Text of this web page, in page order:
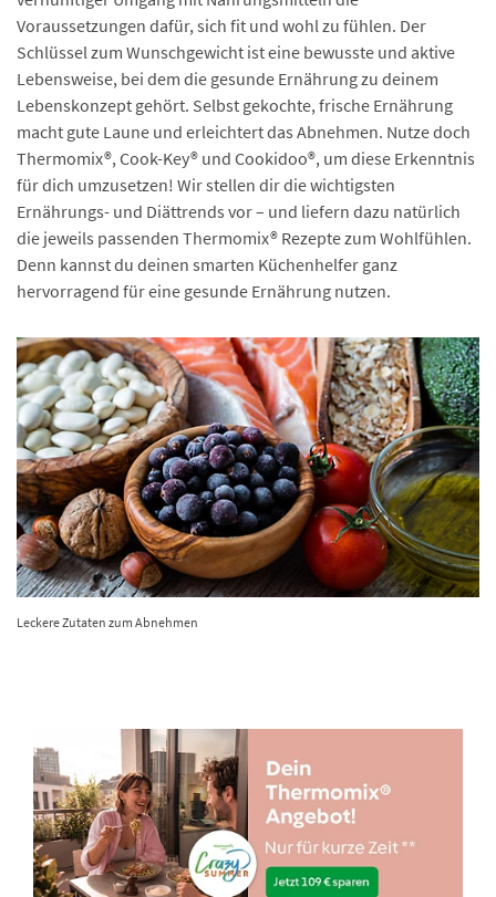
Voraussetzungen dafür, sich fit und wohl zu fühlen. Der
Schlüssel zum Wunschgewicht ist eine bewusste und aktive
Lebensweise, bei dem die gesunde Ernährung zu deinem
Lebenskonzept gehört. Selbst gekochte, frische Ernährung
macht gute Laune und erleichtert das Abnehmen. Nutze doch
Thermomix®, Cook-Key® und Cookidoo®, um diese Erkenntnis
für dich umzusetzen! Wir stellen dir die wichtigsten
Ernährungs- und Diättrends vor – und liefern dazu natürlich
die jeweils passenden Thermomix® Rezepte zum Wohlfühlen.
Denn kannst du deinen smarten Küchenhelfer ganz
hervorragend für eine gesunde Ernährung nutzen.
Leckere Zutaten zum Abnehmen